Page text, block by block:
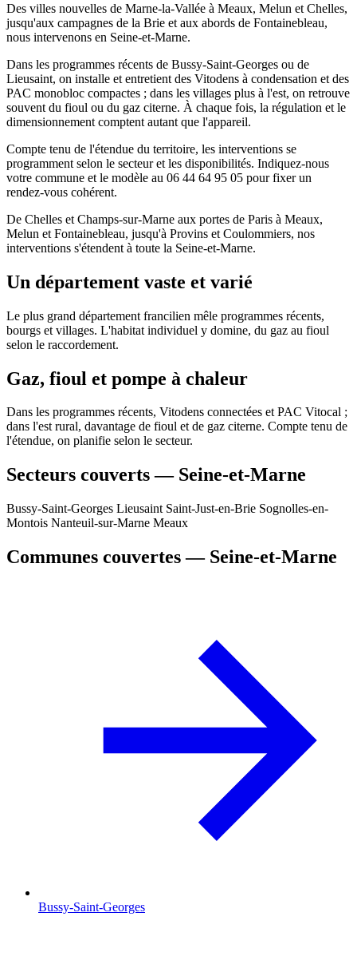
Des villes nouvelles de Marne-la-Vallée à Meaux, Melun et Chelles,
jusqu'aux campagnes de la Brie et aux abords de Fontainebleau,
nous intervenons en Seine-et-Marne.
Dans les programmes récents de Bussy-Saint-Georges ou de
Lieusaint, on installe et entretient des Vitodens à condensation et des
PAC monobloc compactes ; dans les villages plus à l'est, on retrouve
souvent du fioul ou du gaz citerne. À chaque fois, la régulation et le
dimensionnement comptent autant que l'appareil.
Compte tenu de l'étendue du territoire, les interventions se
programment selon le secteur et les disponibilités. Indiquez-nous
votre commune et le modèle au 06 44 64 95 05 pour fixer un
rendez-vous cohérent.
De Chelles et Champs-sur-Marne aux portes de Paris à Meaux,
Melun et Fontainebleau, jusqu'à Provins et Coulommiers, nos
interventions s'étendent à toute la Seine-et-Marne.
Un département vaste et varié
Le plus grand département francilien mêle programmes récents,
bourgs et villages. L'habitat individuel y domine, du gaz au fioul
selon le raccordement.
Gaz, fioul et pompe à chaleur
Dans les programmes récents, Vitodens connectées et PAC Vitocal ;
dans l'est rural, davantage de fioul et de gaz citerne. Compte tenu de
l'étendue, on planifie selon le secteur.
Secteurs couverts — Seine-et-Marne
Bussy-Saint-Georges Lieusaint Saint-Just-en-Brie Sognolles-en-
Montois Nanteuil-sur-Marne Meaux
Communes couvertes — Seine-et-Marne
Bussy-Saint-Georges